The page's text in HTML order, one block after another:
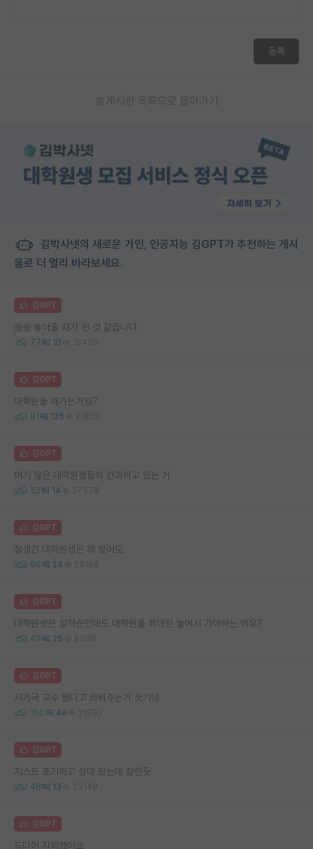
등록
게시판 목록으로 돌아가기
김박사넷의 새로운 거인, 인공지능 김GPT가 추천하는 게시
물로 더 멀리 바라보세요.
김GPT
슬슬 놓아줄 때가 된 것 같습니다.
77 10 18459
김GPT
대학원을 왜가는거임?
81 125 21829
김GPT
여기 많은 대학원생들이 간과하고 있는 거
52 14 27578
김GPT
잘생긴 대학원생은 꽤 있어도
90 24 29186
김GPT
대학원생은 실적순인데도 대학원을 최대한 높여서 가야하는 이유?
49 25 8586
김GPT
지거국 교수 됐다고 띄워주는거 웃기네
160 49 21992
김GPT
지스트 포기하고 성대 왔는데 잘한듯
48 13 23149
김GPT
드디어 자퇴했어요